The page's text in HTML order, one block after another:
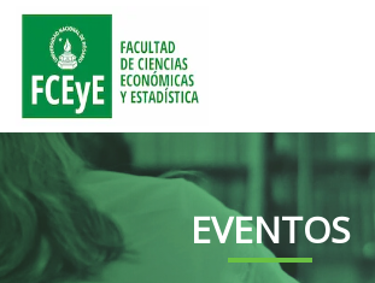
EVENTOS